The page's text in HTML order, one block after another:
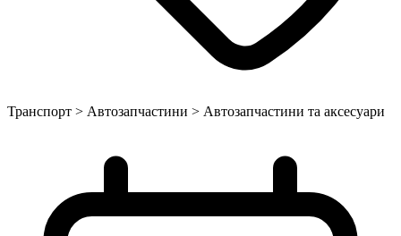
Транспорт > Автозапчастини > Автозапчастини та аксесуари